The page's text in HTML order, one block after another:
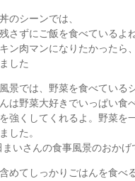
のシーンでは、
さずにご飯を食べているよね
キン肉マンになりたかったら
した
景では、野菜を食べている
は野菜大好きでいっぱい食
を強くしてくれるよ。野菜を
した。
まいさんの食事風景のおか
めてしっかりごはんを食べ